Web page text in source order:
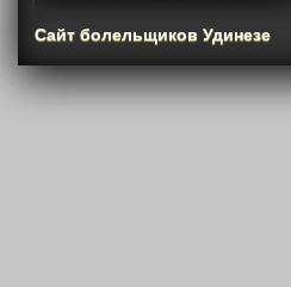
Сайт болельщиков Удинезе